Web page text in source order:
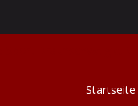
Startseite